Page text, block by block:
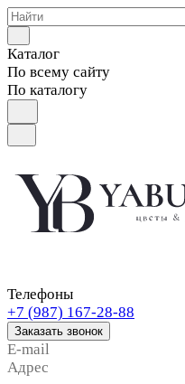
Каталог
По всему сайту
По каталогу
Телефоны
+7 (987) 167-28-88
Заказать звонок
E-mail
Адрес